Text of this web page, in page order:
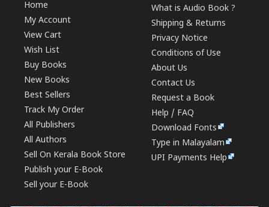
Home
My Account
View Cart
Wish List
Buy Books
New Books
Best Sellers
Track My Order
All Publishers
All Authors
Sell On Kerala Book Store
Publish your E-Book
Sell your E-Book
What is Audio Book ?
Shipping & Returns
Privacy Notice
Conditions of Use
About Us
Contact Us
Request a Book
Help / FAQ
Download Fonts
Type in Malayalam
UPI Payments Help